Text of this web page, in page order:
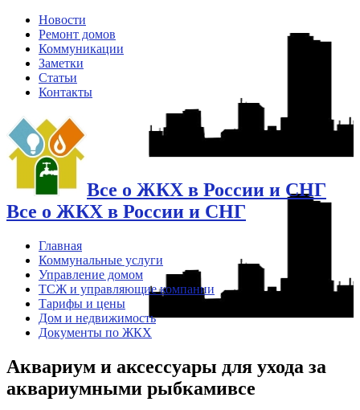
Новости
Ремонт домов
Коммуникации
Заметки
Статьи
Контакты
Все о ЖКХ в России и СНГ
Все о ЖКХ в России и СНГ
Главная
Коммунальные услуги
Управление домом
ТСЖ и управляющие компании
Тарифы и цены
Дом и недвижимость
Документы по ЖКХ
Аквариум и аксессуары для ухода за
аквариумными рыбкамивсе